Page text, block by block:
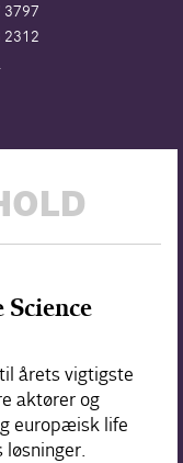
3797
2312
årets vigtigste
aktører og
europæisk life
løsninger.